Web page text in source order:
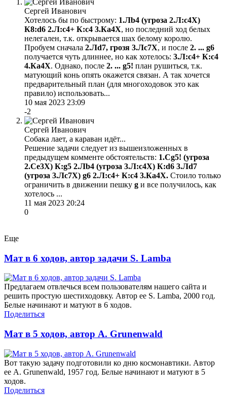
Сергей Иванович
Хотелось бы по быстрому: 1.Лb4 (угроза 2.Л:c4Х)
К8:d6 2.Л:c4+ К:c4 3.Кa4Х, но последний ход белых
нелегален, т.к. открывается шах белому королю.
Пробуем сначала 2.Лd7, грозя 3.Лс7Х, и после 2. ... g6
получается чуть длиннее, но как хотелось: 3.Л:c4+ К:c4
4.Кa4Х. Однако, после 2. ... g5! план рушиться, т.к.
матующий конь опять окажется связан. А так хочется
предварительный план (для многоходовок это как
правило) использовать...
10 мая 2023 23:09
-2
Сергей Иванович
Собака лает, а караван идёт...
Решение задачи следует из вышеизложенных в
предыдущем комменте обстоятельств: 1.Сg5! (угроза
2.Се3Х) К:g5 2.Лb4 (угроза 3.Л:с4Х) К:d6 3.Лd7
(угроза 3.Лс7Х) g6 2.Л:c4+ К:c4 3.Кa4Х. Стоило только
ограничить в движении пешку g и все получилось, как
хотелось ...
11 мая 2023 20:24
0
Еще
Мат в 6 ходов, автор задачи S. Lamba
Предлагаем отвлечься всем пользователям нашего сайта и
решить простую шестиходовку. Автор ее S. Lamba, 2000 год.
Белые начинают и матуют в 6 ходов.
Поделиться
Мат в 5 ходов, автор A. Grunenwald
Вот такую задачу подготовили ко дню космонавтики. Автор
ее A. Grunenwald, 1957 год. Белые начинают и матуют в 5
ходов.
Поделиться